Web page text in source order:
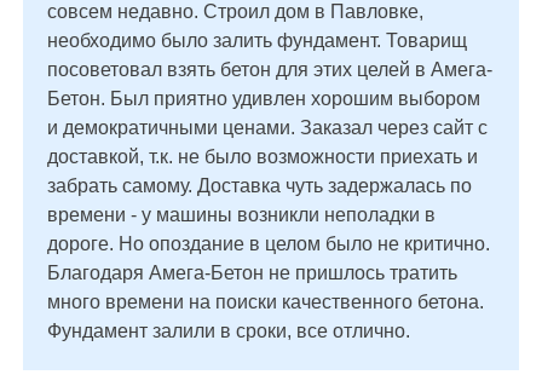
совсем недавно. Строил дом в Павловке,
необходимо было залить фундамент. Товарищ
посоветовал взять бетон для этих целей в Амега-
Бетон. Был приятно удивлен хорошим выбором
и демократичными ценами. Заказал через сайт с
доставкой, т.к. не было возможности приехать и
забрать самому. Доставка чуть задержалась по
времени - у машины возникли неполадки в
дороге. Но опоздание в целом было не критично.
Благодаря Амега-Бетон не пришлось тратить
много времени на поиски качественного бетона.
Фундамент залили в сроки, все отлично.